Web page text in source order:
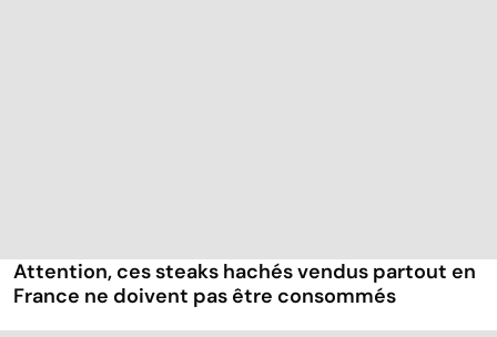
Attention, ces steaks hachés vendus partout en
France ne doivent pas être consommés